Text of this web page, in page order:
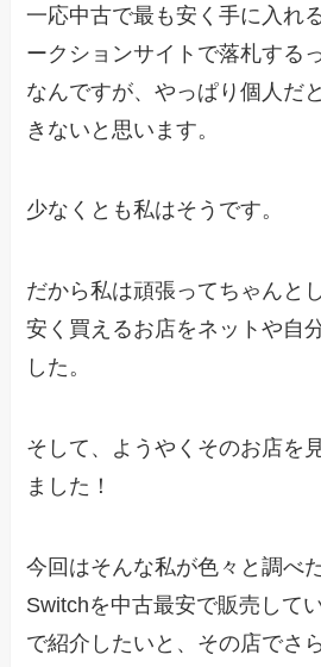
一応中古で最も安く手に入れ
ークションサイトで落札する
なんですが、やっぱり個人だ
きないと思います。
少なくとも私はそうです。
だから私は頑張ってちゃんと
安く買えるお店をネットや自
した。
そして、ようやくそのお店を
ました！
今回はそんな私が色々と調べ
Switchを中古最安で販売して
で紹介したいと、その店でさ